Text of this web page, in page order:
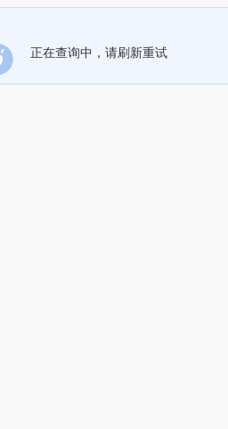
正在查询中，请刷新重试